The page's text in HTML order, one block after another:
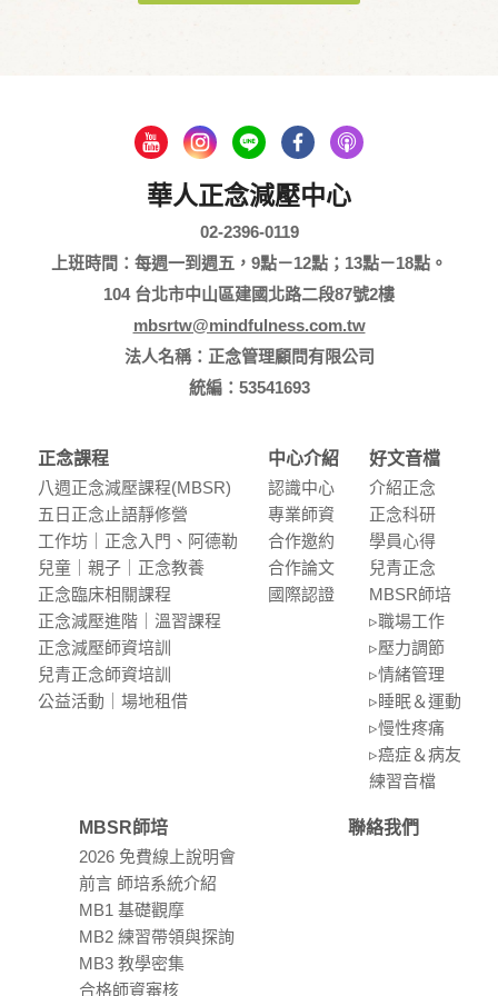
華人正念減壓中心
02-2396-0119
上班時間：每週一到週五，9點－12點；13點－18點。
104 台北市中山區建國北路二段87號2樓
mbsrtw@mindfulness.com.tw
法人名稱：正念管理顧問有限公司
統編：53541693
正念課程
八週正念減壓課程(MBSR)
五⽇正念⽌語靜修營
⼯作坊｜正念入門、阿德勒
兒童｜親⼦｜正念教養
正念臨床相關課程
正念減壓進階｜溫習課程
正念減壓師資培訓
兒青正念師資培訓
公益活動｜場地租借
中心介紹
認識中⼼
專業師資
合作邀約
合作論⽂
國際認證
好文音檔
介紹正念
正念科研
學員⼼得
兒青正念
MBSR師培
▹職場⼯作
▹壓⼒調節
▹情緒管理
▹睡眠＆運動
▹慢性疼痛
▹癌症＆病友
練習⾳檔
MBSR師培
2026 免費線上說明會
前言 師培系統介紹
MB1 基礎觀摩
MB2 練習帶領與探詢
MB3 教學密集
合格師資審核
聯絡我們